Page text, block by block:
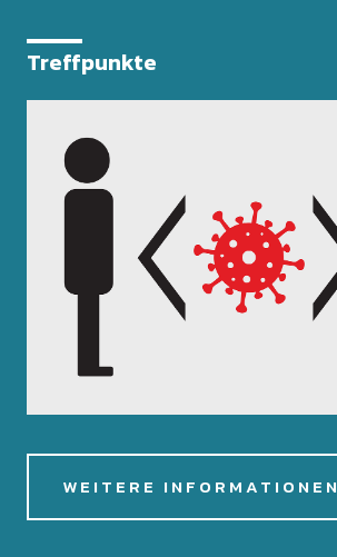
Treffpunkte
WEITERE INFORMATIONEN